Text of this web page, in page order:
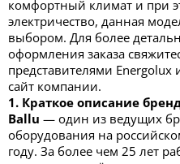
комфортный климат и при
электричество, данная
выбором. Для более
оформления заказа
представителями
сайт компании.
1. Краткое описание
Ballu — один из ведущих
оборудования на
году. За более чем 25 лет